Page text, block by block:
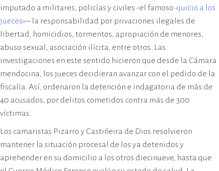
imputado a militares, policías y civiles -el famoso «juicio a los
jueces»– la responsabilidad por privaciones ilegales de
libertad, homicidios, tormentos, apropiación de menores,
abuso sexual, asociación ilícita, entre otros. Las
investigaciones en este sentido hicieron que desde la Cámara
mendocina, los jueces decidieran avanzar con el pedido de la
fiscalía. Así, ordenaron la detención e indagatoria de más de
40 acusados, por delitos cometidos contra más de 300
víctimas.
Los camaristas Pizarro y Castiñeira de Dios resolvieron
mantener la situación procesal de los ya detenidos y
aprehender en su domicilio a los otros diecinueve, hasta que